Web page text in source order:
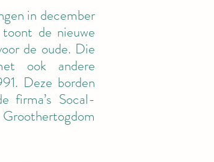
in december
de nieuwe
de oude. Die
ook andere
Deze borden
firma’s Socal-